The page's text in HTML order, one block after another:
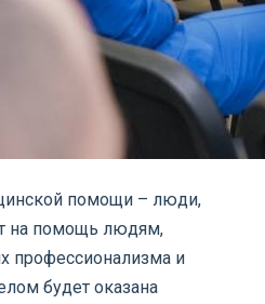
помощи – люди,
на помощь людям,
профессионализма и
будет оказана